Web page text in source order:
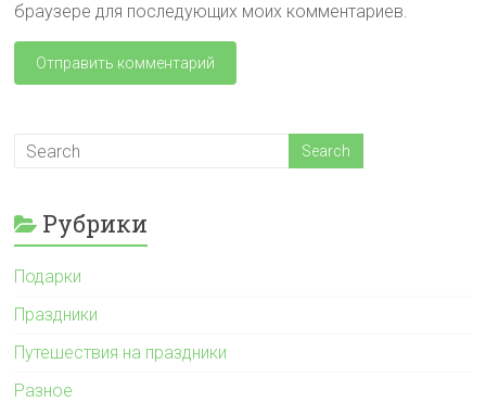
браузере для последующих моих комментариев.
Рубрики
Подарки
Праздники
Путешествия на праздники
Разное